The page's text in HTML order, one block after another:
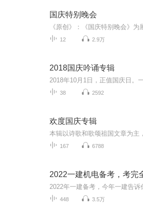
国庆特别晚会
12 2.9万
2018国庆吟诵专辑
38 2592
欢度国庆专辑
167 6788
2022一建机电备考，考完
448 3.5万